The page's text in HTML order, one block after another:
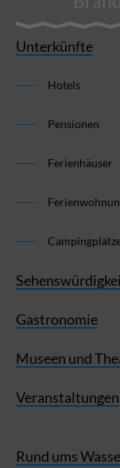
Unterkünfte
Hotels
Pensionen
Ferienhäuser
Gastronomie
Museen und
Veranstaltungen
Rund ums